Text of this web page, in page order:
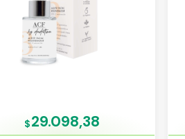
$29.098,38